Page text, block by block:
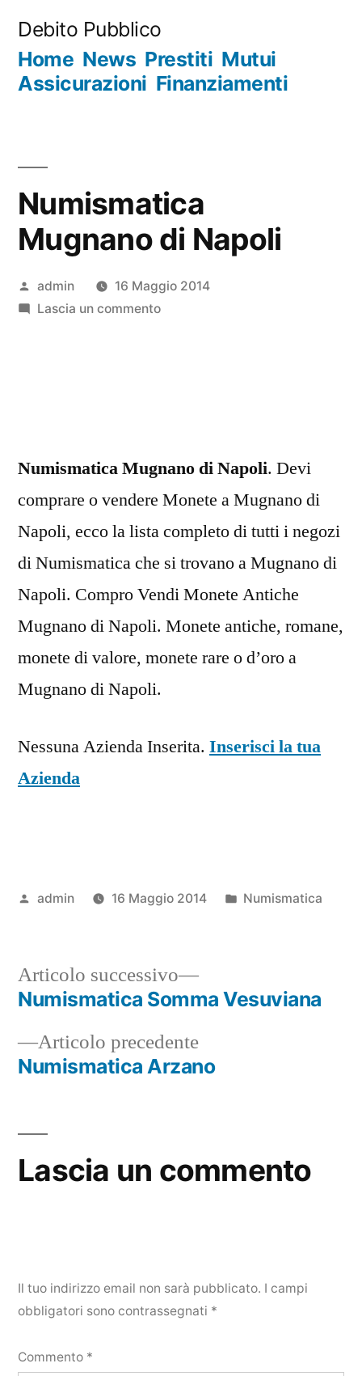
contenuto
Debito Pubblico
Home News Prestiti Mutui
Assicurazioni Finanziamenti
Numismatica
Mugnano di Napoli
Pubblicato
da
admin
16 Maggio 2014
Lascia un commentosu
Numismatica Mugnano di Napoli. Devi
comprare o vendere Monete a Mugnano di
Napoli, ecco la lista completo di tutti i negozi
di Numismatica che si trovano a Mugnano di
Napoli. Compro Vendi Monete Antiche
Mugnano di Napoli. Monete antiche, romane,
monete di valore, monete rare o d’oro a
Mugnano di Napoli.
Nessuna Azienda Inserita. Inserisci la tua
Azienda
Pubblicato
admin 16 Maggio 2014
Pubblicato
Numismatica
Navigazione
articoli
Articolo precedenteArticolo
precedente:
Numismatica Arzano
Articolo successivo
Articolo
successivo:
Numismatica Somma Vesuviana
Lascia un commento
Il tuo indirizzo email non sarà pubblicato. I campi
obbligatori sono contrassegnati *
Commento *